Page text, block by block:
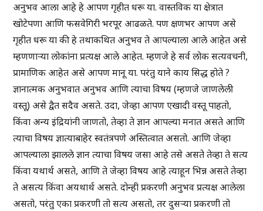
अनुभव आला आहे हे आपण गृहीत धरू या. वास्तविक या क्षेत्रात
खोटेपणा आणि फसवेगिरी भरपूर आढळते. पण क्षणभर आपण असे
गृहीत धरू या की हे तथाकथित अनुभव ते आपल्याला आले आहेत असे
म्हणणाऱ्या लोकांना प्रत्यक्ष आले आहेत. म्हणजे हे सर्व लोक सत्यवचनी,
प्रामाणिक आहेत असे आपण मानू या. परंतु याने काय सिद्ध होते ?
ज्ञानात्मक अनुभवात अनुभव आणि त्याचा विषय (म्हणजे जाणलेली
वस्तू) असे द्वैत सदैव असते. उदा, जेव्हा आपण एखादी वस्तू पाहतो,
किंवा अन्य इंद्रियांनी जाणतो, तेव्हा ते ज्ञान आपल्या मनात असते आणि
त्याचा विषय ज्ञात्याबाहेर स्वतंत्रपणे अस्तित्वात असतो. आणि जेव्हा
आपल्याला झालले ज्ञान त्याचा विषय जसा आहे तसे असते तेव्हा ते सत्य
किंवा यथार्थ असते, आणि ते जेव्हा विषय आहे त्याहून भिन्न असते तेव्हा
ते असत्य किंवा अयथार्थ असते. दोन्ही प्रकरणी अनुभव प्रत्यक्ष आलेला
असतो, परंतु एका प्रकरणी तो सत्य असतो, तर दुसऱ्या प्रकरणी तो